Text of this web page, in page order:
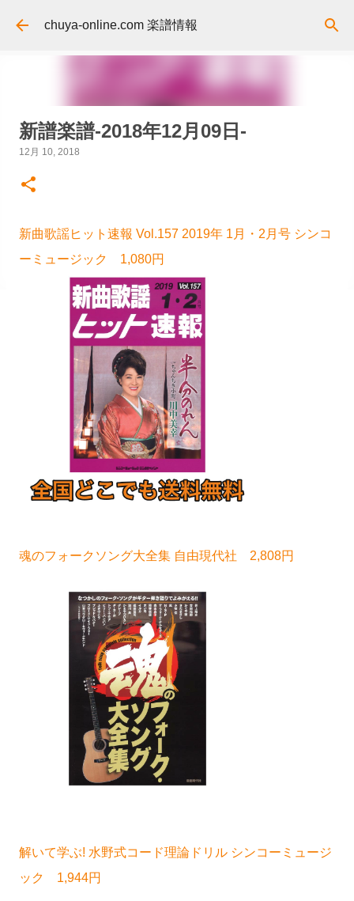
スキップしてメイン コンテンツに移動
chuya-online.com 楽譜情報
新譜楽譜-2018年12月09日-
12月 10, 2018
新曲歌謡ヒット速報 Vol.157 2019年 1月・2月号 シンコ
ーミュージック 1,080円
魂のフォークソング大全集 自由現代社 2,808円
解いて学ぶ! 水野式コード理論ドリル シンコーミュージ
ック 1,944円